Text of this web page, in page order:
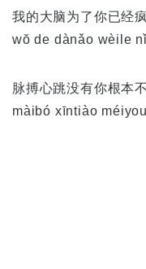
我的大脑为了你已经
wŏ de dànǎo wèile
脉搏心跳没有你根本
màibó xīntiào